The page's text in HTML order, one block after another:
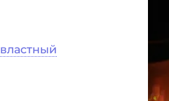
властный